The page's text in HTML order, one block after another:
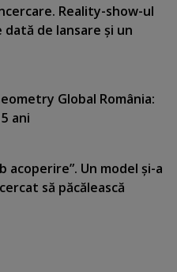
Reality-show-ul
dată de lansare şi un
Global România:
ani
acoperire”. Un model şi-a
să păcălească